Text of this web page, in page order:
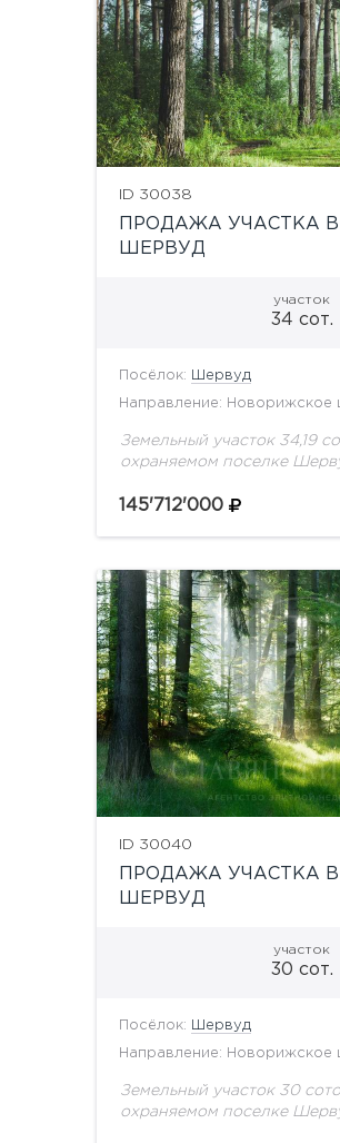
ID 30038
ПРОДАЖА УЧАСТКА
ШЕРВУД
участок
34 сот.
Посёлок: Шервуд
Направление: Новорижское
Земельный участок 34,19
охраняемом поселке
соседи построены.
145'712'000
ID 30040
ПРОДАЖА УЧАСТКА
ШЕРВУД
участок
30 сот.
Посёлок: Шервуд
Направление: Новорижское
Земельный участок 30
охраняемом поселке